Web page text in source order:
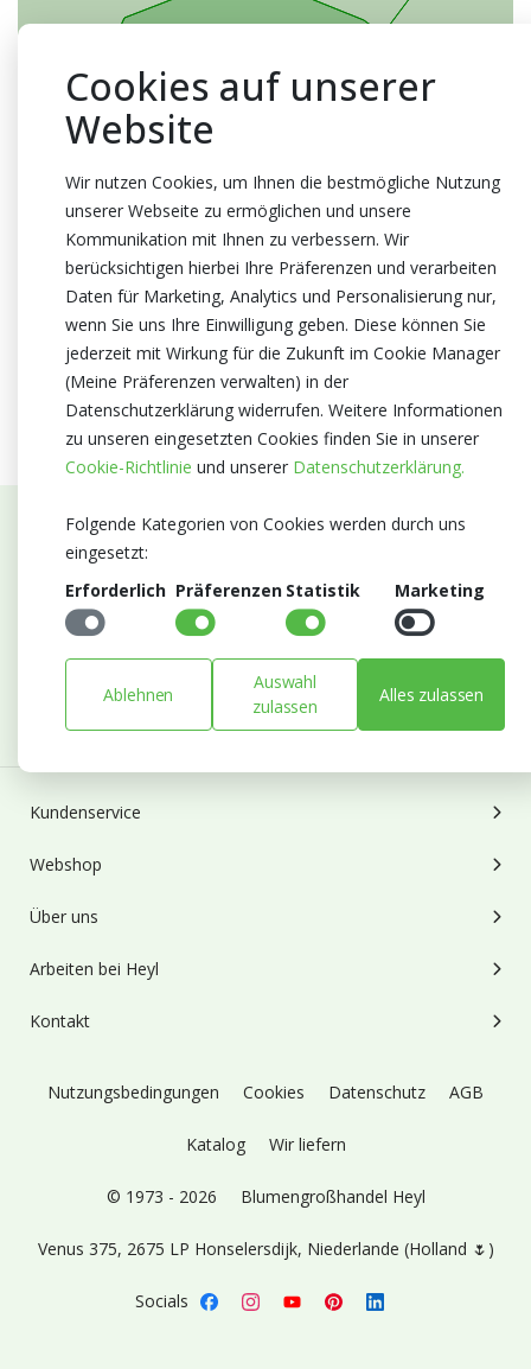
Abonnieren Sie unseren Newsletter
Bleiben Sie auf dem Laufenden mit Neuigkeiten und
Entwicklungen von Blumengroßhandel Heyl
Abonnieren
Kundenservice
Webshop
Über uns
Arbeiten bei Heyl
Kontakt
Nutzungsbedingungen Cookies Datenschutz AGB
Katalog Wir liefern
© 1973 - 2026 Blumengroßhandel Heyl
Venus 375, 2675 LP Honselersdijk, Niederlande (Holland 🌷)
Socials
Cookies auf unserer
Website
Wir nutzen Cookies, um Ihnen die bestmögliche Nutzung
unserer Webseite zu ermöglichen und unsere
Kommunikation mit Ihnen zu verbessern. Wir
berücksichtigen hierbei Ihre Präferenzen und verarbeiten
Daten für Marketing, Analytics und Personalisierung nur,
wenn Sie uns Ihre Einwilligung geben. Diese können Sie
jederzeit mit Wirkung für die Zukunft im Cookie Manager
(Meine Präferenzen verwalten) in der
Datenschutzerklärung widerrufen. Weitere Informationen
zu unseren eingesetzten Cookies finden Sie in unserer
Cookie-Richtlinie und unserer Datenschutzerklärung.
Folgende Kategorien von Cookies werden durch uns
eingesetzt:
Erforderlich Präferenzen Statistik Marketing
Ablehnen
Auswahl
zulassen
Alles zulassen